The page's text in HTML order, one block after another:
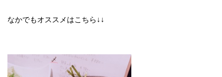
なかでもオススメはこちら↓↓